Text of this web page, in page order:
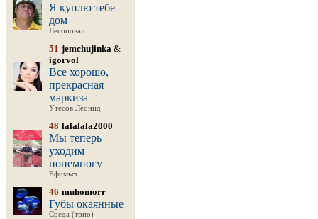
Я куплю тебе
дом
Лесоповал
51 jemchujinka&
igorvol
Все хорошо,
прекрасная
маркиза
Утесов Леонид
48 lalalala2000
Мы теперь
уходим
понемногу
Ефимыч
46 muhomorr
Губы окаянные
Среда (трио)